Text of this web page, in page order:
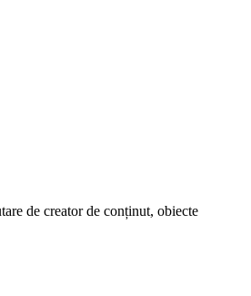
de creator de conținut, obiecte